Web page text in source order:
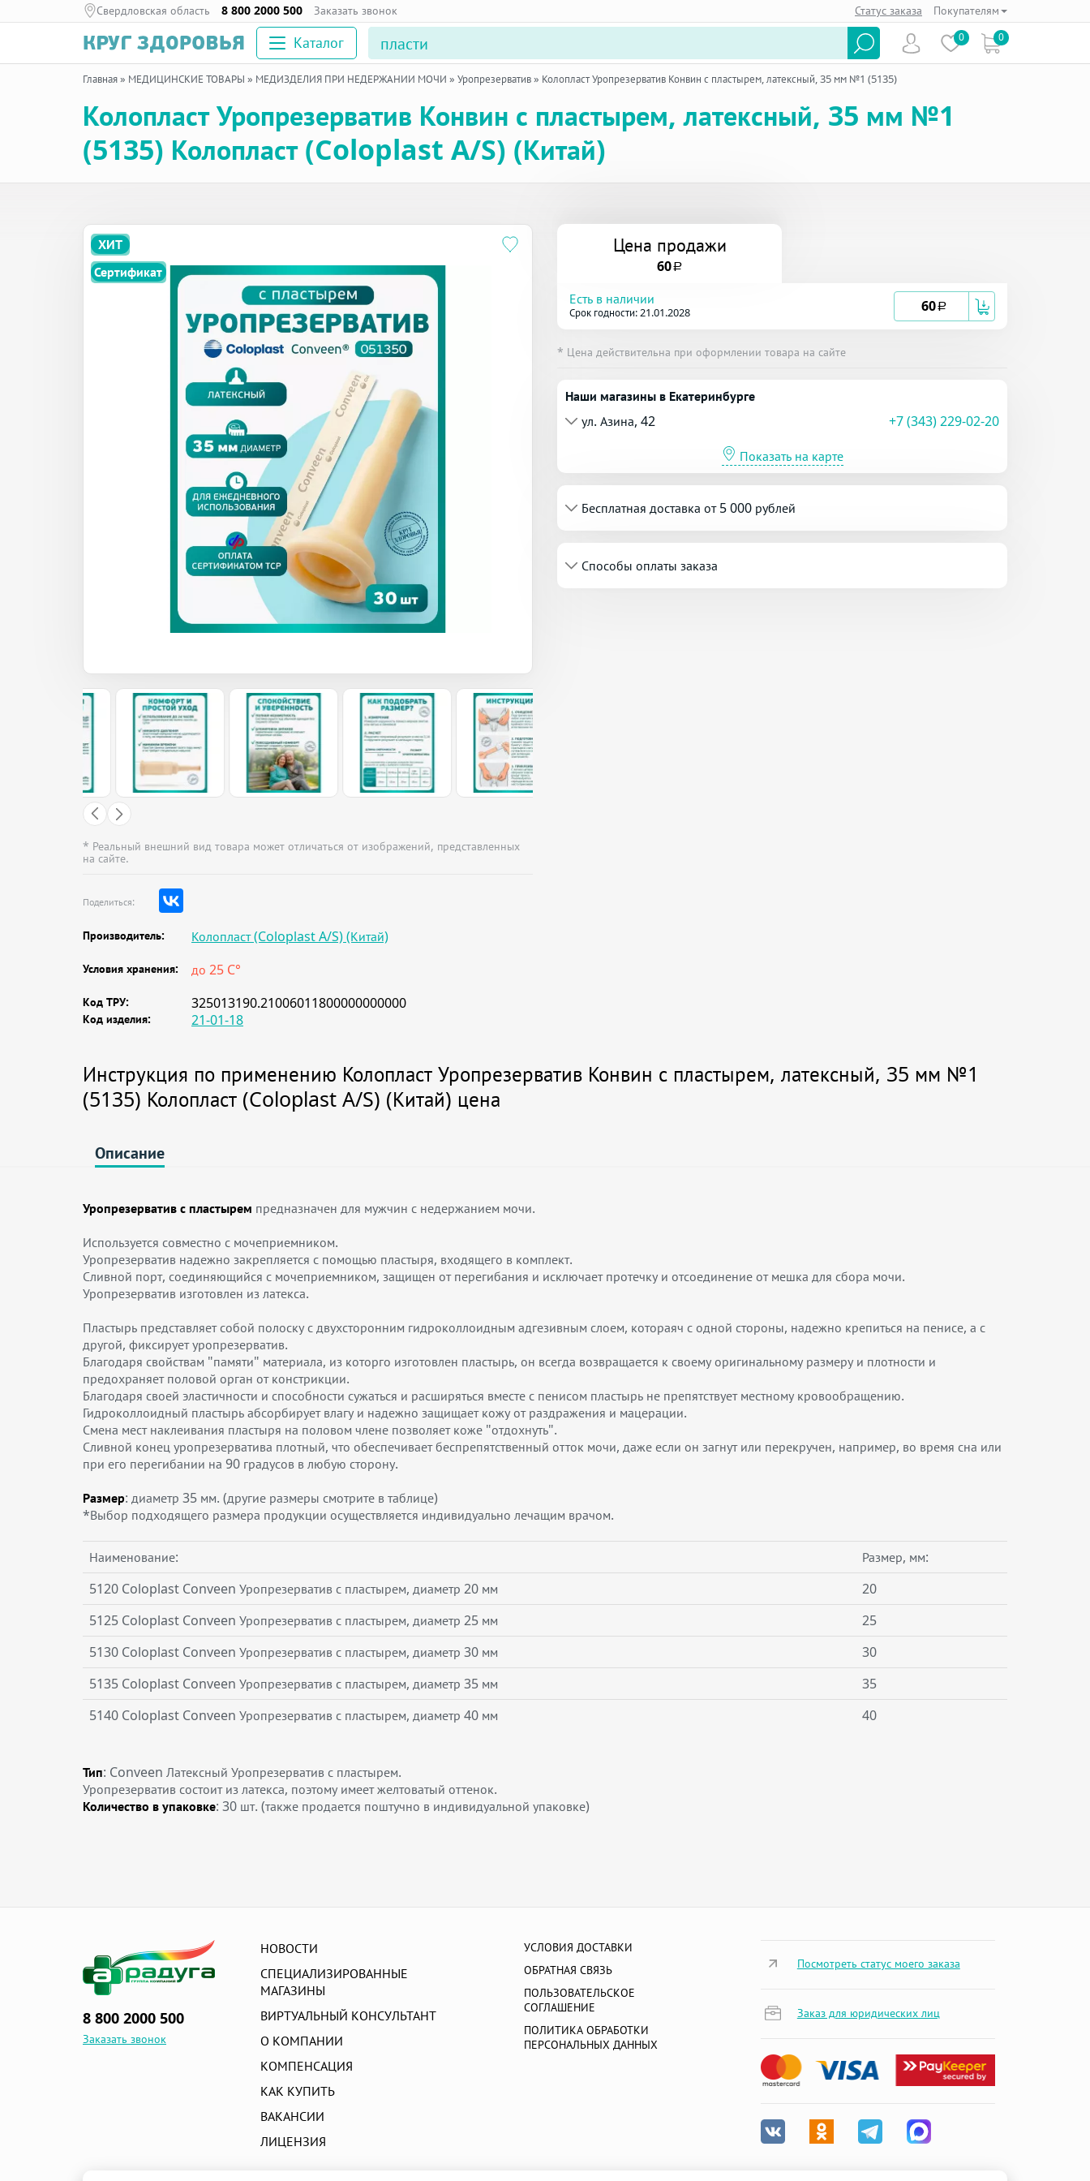
Свердловская область 8 800 2000 500 Заказать звонок Статус заказа Покупателям
Каталог 0 0
Главная» МЕДИЦИНСКИЕ ТОВАРЫ » МЕДИЗДЕЛИЯ ПРИ НЕДЕРЖАНИИ МОЧИ » Уропрезерватив» Колопласт Уропрезерватив Конвин с пластырем, латексный, 35 мм №1 (5135)
Колопласт Уропрезерватив Конвин с пластырем, латексный, 35 мм №1
(5135) Колопласт (Coloplast A/S) (Китай)
ХИТ
Сертификат
* Реальный внешний вид товара может отличаться от изображений, представленных
на сайте.
Поделиться:
Производитель: Колопласт (Coloplast A/S) (Китай)
Условия хранения: до 25 C°
Код ТРУ: 325013190.21006011800000000000
Код изделия: 21-01-18
Цена продажи
60a
Есть в наличии
Срок годности: 21.01.2028 60a
* Цена действительна при оформлении товара на сайте
Наши магазины в Екатеринбурге
ул. Азина, 42
+7 (343) 229-02-20
Показать на карте
Бесплатная доставка от 5 000 рублей
Способы оплаты заказа
Инструкция по применению Колопласт Уропрезерватив Конвин с пластырем, латексный, 35 мм №1
(5135) Колопласт (Coloplast A/S) (Китай) цена
Описание
Уропрезерватив с пластырем предназначен для мужчин с недержанием мочи.
Используется совместно с мочеприемником.
Уропрезерватив надежно закрепляется с помощью пластыря, входящего в комплект.
Сливной порт, соединяющийся с мочеприемником, защищен от перегибания и исключает протечку и отсоединение от мешка для сбора мочи.
Уропрезерватив изготовлен из латекса.
Пластырь представляет собой полоску с двухсторонним гидроколлоидным адгезивным слоем, котораяч с одной стороны, надежно крепиться на пенисе, а с
другой, фиксирует уропрезерватив.
Благодаря свойствам "памяти" материала, из которго изготовлен пластырь, он всегда возвращается к своему оригинальному размеру и плотности и
предохраняет половой орган от констрикции.
Благодаря своей эластичности и способности сужаться и расширяться вместе с пенисом пластырь не препятствует местному кровообращению.
Гидроколлоидный пластырь абсорбирует влагу и надежно защищает кожу от раздражения и мацерации.
Смена мест наклеивания пластыря на половом члене позволяет коже "отдохнуть".
Сливной конец уропрезерватива плотный, что обеспечивает беспрепятственный отток мочи, даже если он загнут или перекручен, например, во время сна или
при его перегибании на 90 градусов в любую сторону.
Размер: диаметр 35 мм. (другие размеры смотрите в таблице)
*Выбор подходящего размера продукции осуществляется индивидуально лечащим врачом.
Наименование:
Размер, мм:
5120 Coloplast Conveen Уропрезерватив с пластырем, диаметр 20 мм
20
5125 Coloplast Conveen Уропрезерватив с пластырем, диаметр 25 мм
25
5130 Coloplast Conveen Уропрезерватив с пластырем, диаметр 30 мм
30
5135 Coloplast Conveen Уропрезерватив с пластырем, диаметр 35 мм
35
5140 Coloplast Conveen Уропрезерватив с пластырем, диаметр 40 мм
40
Тип: Conveen Латексный Уропрезерватив с пластырем.
Уропрезерватив состоит из латекса, поэтому имеет желтоватый оттенок.
Количество в упаковке: 30 шт. (также продается поштучно в индивидуальной упаковке)
8 800 2000 500
Заказать звонок
НОВОСТИ
СПЕЦИАЛИЗИРОВАННЫЕ
МАГАЗИНЫ
ВИРТУАЛЬНЫЙ КОНСУЛЬТАНТ
О КОМПАНИИ
КОМПЕНСАЦИЯ
КАК КУПИТЬ
ВАКАНСИИ
ЛИЦЕНЗИЯ
УСЛОВИЯ ДОСТАВКИ
ОБРАТНАЯ СВЯЗЬ
ПОЛЬЗОВАТЕЛЬСКОЕ
СОГЛАШЕНИЕ
ПОЛИТИКА ОБРАБОТКИ
ПЕРСОНАЛЬНЫХ ДАННЫХ
Посмотреть статус моего заказа
Заказ для юридических лиц